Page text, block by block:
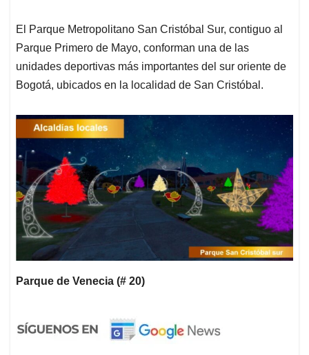
El Parque Metropolitano San Cristóbal Sur, contiguo al
Parque Primero de Mayo, conforman una de las
unidades deportivas más importantes del sur oriente de
Bogotá, ubicados en la localidad de San Cristóbal.
Parque de Venecia (# 20)